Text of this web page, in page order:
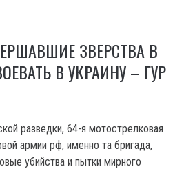
ЗВЕРСТВА В
В УКРАИНУ – ГУР
разведки, 64-я мотострелковая
армии рф, именно та бригада,
убийства и пытки мирного